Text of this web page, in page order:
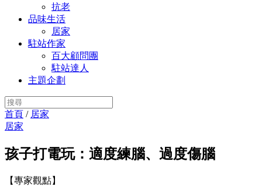
抗老
品味生活
居家
駐站作家
百大顧問團
駐站達人
主題企劃
首頁 / 居家
居家
孩子打電玩：適度練腦、過度傷腦
【專家觀點】